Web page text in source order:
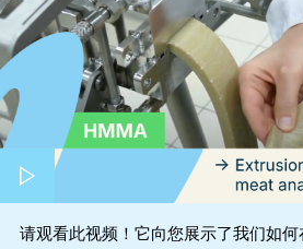
请观看此视频！它向您展示了我们如